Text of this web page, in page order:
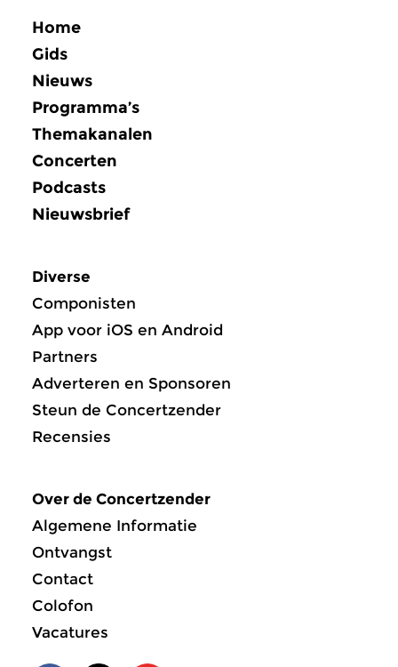
Home
Gids
Nieuws
Programma’s
Themakanalen
Concerten
Podcasts
Nieuwsbrief
Diverse
Componisten
App voor iOS en Android
Partners
Adverteren en Sponsoren
Steun de Concertzender
Recensies
Over de Concertzender
Algemene Informatie
Ontvangst
Contact
Colofon
Vacatures